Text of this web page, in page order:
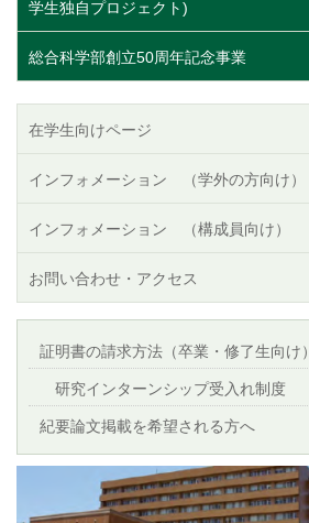
学生独自プロジェクト)
総合科学部創立50周年記念事業
在学生向けページ
インフォメーション （学外の方向け）
インフォメーション （構成員向け）
お問い合わせ・アクセス
証明書の請求方法（卒業・修了生向け）
研究インターンシップ受入れ制度
紀要論文掲載を希望される方へ